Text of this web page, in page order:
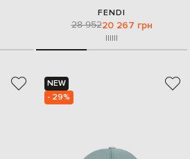
FENDI
28 95220 267 грн
IIIIII
NEW
- 29%